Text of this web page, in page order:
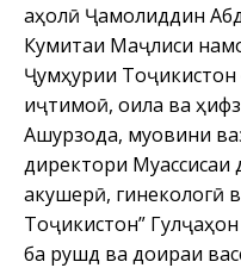
аҳолӣ Ҷамолиддин
Кумитаи Маҷлиси
Ҷумҳурии
иҷтимоӣ, оила ва
Ашурзода, муовини
директори Муассисаи
акушерӣ, гинекологӣ
Тоҷикистон”
ба рушд ва доираи